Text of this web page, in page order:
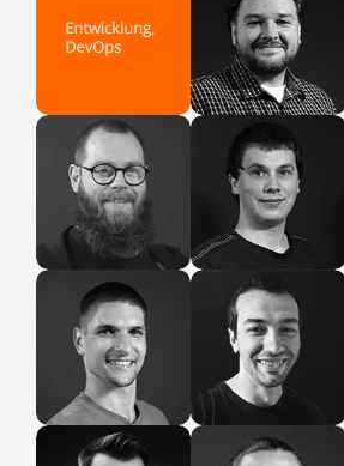
Christian
Entwicklung &
DevOps
Pascal
Entwicklung
Christoph
Entwicklung
Emanuel
Entwicklung
Slavko
Entwicklung